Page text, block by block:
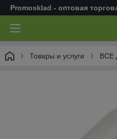
Promosklad - оптовая
Товары и услуги ВСЕ